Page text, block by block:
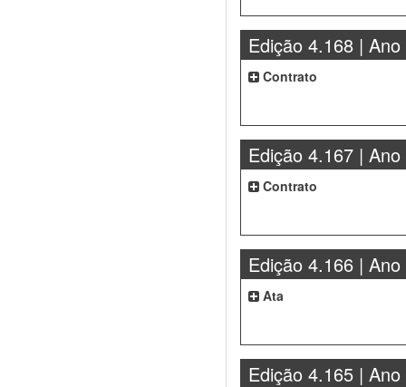
Edição 4.168 | Ano
Contrato
Edição 4.167 | Ano
Contrato
Edição 4.166 | Ano
Ata
Edição 4.165 | Ano